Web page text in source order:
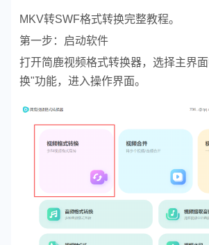
MKV转SWF格式转换完整教程。
第一步：启动软件
打开简鹿视频格式转换器，选择主界
换"功能，进入操作界面。